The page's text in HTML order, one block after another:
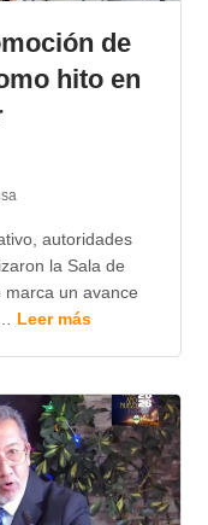
de
hito en
autoridades
la Sala de
marca un avance
Leer más